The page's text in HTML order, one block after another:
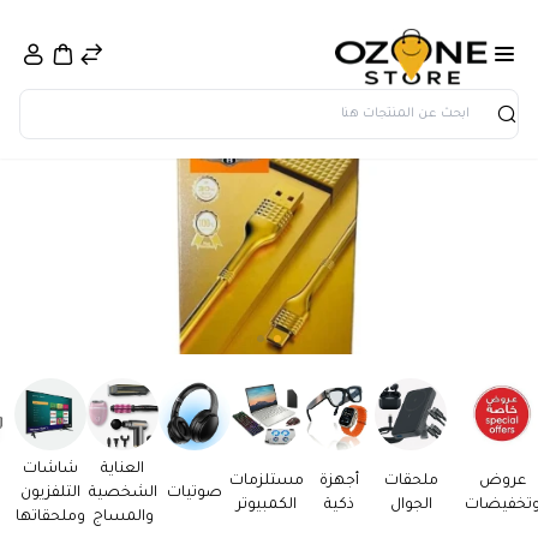
بحث
عروض
ملحقات
الجوال
أجهزة
ذكية
مستلزمات
الكمبيوتر
صوتيات
العناية
الشخصية
والمساج
شاشات
التلفزيون
وملحقاتها